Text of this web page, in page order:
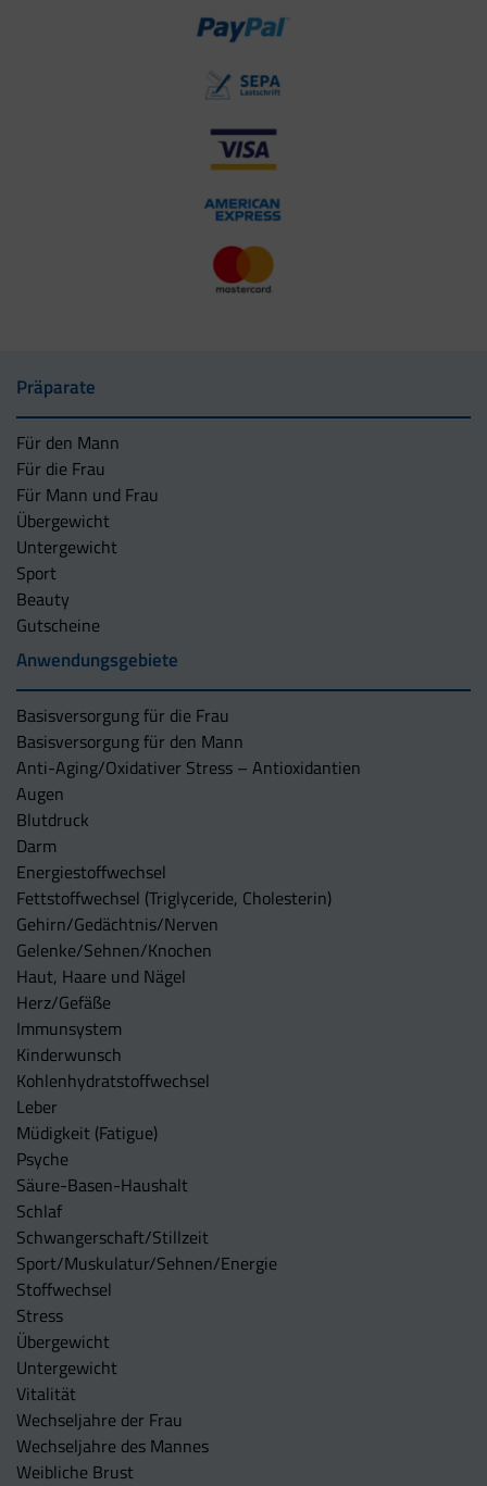
Präparate
Für den Mann
Für die Frau
Für Mann und Frau
Übergewicht
Untergewicht
Sport
Beauty
Gutscheine
Anwendungsgebiete
Basisversorgung für die Frau
Basisversorgung für den Mann
Anti-Aging/Oxidativer Stress – Antioxidantien
Augen
Blutdruck
Darm
Energiestoffwechsel
Fettstoffwechsel (Triglyceride, Cholesterin)
Gehirn/Gedächtnis/Nerven
Gelenke/Sehnen/Knochen
Haut, Haare und Nägel
Herz/Gefäße
Immunsystem
Kinderwunsch
Kohlenhydratstoffwechsel
Leber
Müdigkeit (Fatigue)
Psyche
Säure-Basen-Haushalt
Schlaf
Schwangerschaft/Stillzeit
Sport/Muskulatur/Sehnen/Energie
Stoffwechsel
Stress
Übergewicht
Untergewicht
Vitalität
Wechseljahre der Frau
Wechseljahre des Mannes
Weibliche Brust